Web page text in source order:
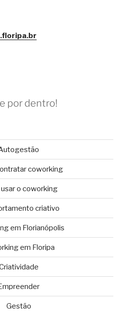
por dentro!
coworking
o coworking
criativo
em Florianópolis
em Floripa
Gestão